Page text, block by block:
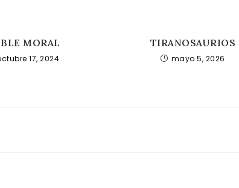
MORAL
17, 2024
TIRANOSAURIOS
mayo 5, 2026